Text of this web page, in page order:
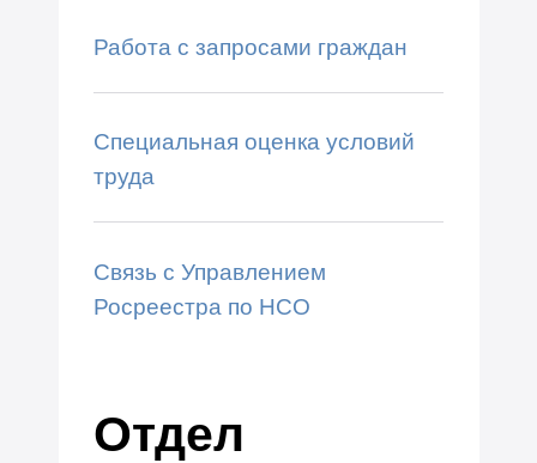
Работа с запросами граждан
Специальная оценка условий
труда
Связь с Управлением
Росреестра по НСО
Отдел